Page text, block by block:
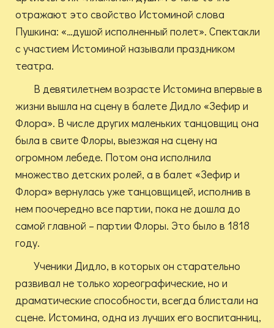
отражают это свойство Истоминой слова
Пушкина: «…душой исполненный полет». Спектакли
с участием Истоминой называли праздником
театра.
В девятилетнем возрасте Истомина впервые в
жизни вышла на сцену в балете Дидло «Зефир и
Флора». В числе других маленьких танцовщиц она
была в свите Флоры, выезжая на сцену на
огромном лебеде. Потом она исполнила
множество детских ролей, а в балет «Зефир и
Флора» вернулась уже танцовщицей, исполнив в
нем поочередно все партии, пока не дошла до
самой главной – партии Флоры. Это было в 1818
году.
Ученики Дидло, в которых он старательно
развивал не только хореографические, но и
драматические способности, всегда блистали на
сцене. Истомина, одна из лучших его воспитанниц,